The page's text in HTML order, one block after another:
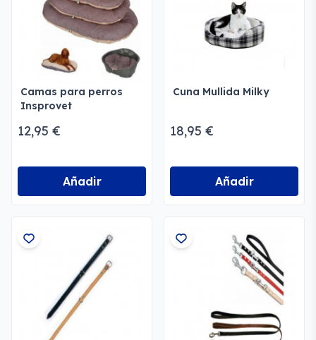
Camas para perros
Insprovet
12,95 €
Añadir
Cuna Mullida Milky
18,95 €
Añadir